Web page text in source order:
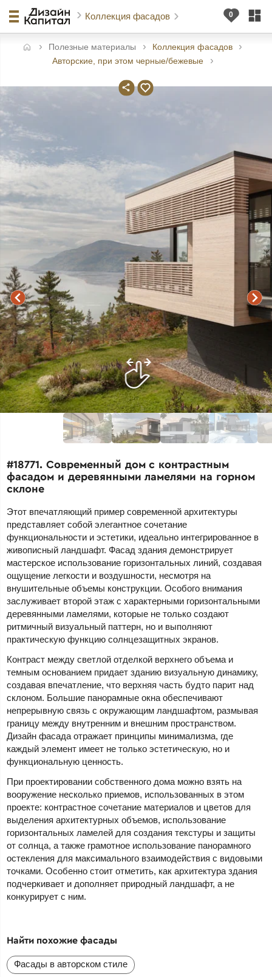
Коллекция фасадов
Полезные материалы
Коллекция фасадов
Авторские, при этом черные/бежевые
#18771. Современный дом с контрастным
фасадом и деревянными ламелями на горном
склоне
Этот впечатляющий пример современной архитектуры
представляет собой элегантное сочетание
функциональности и эстетики, идеально интегрированное в
живописный ландшафт. Фасад здания демонстрирует
мастерское использование горизонтальных линий, создавая
ощущение легкости и воздушности, несмотря на
внушительные объемы конструкции. Особого внимания
заслуживает второй этаж с характерными горизонтальными
деревянными ламелями, которые не только создают
ритмичный визуальный паттерн, но и выполняют
практическую функцию солнцезащитных экранов.
Контраст между светлой отделкой верхнего объема и
темным основанием придает зданию визуальную динамику,
создавая впечатление, что верхняя часть будто парит над
склоном. Большие панорамные окна обеспечивают
непрерывную связь с окружающим ландшафтом, размывая
границу между внутренним и внешним пространством.
Дизайн фасада отражает принципы минимализма, где
каждый элемент имеет не только эстетическую, но и
функциональную ценность.
При проектировании собственного дома можно взять на
вооружение несколько приемов, использованных в этом
проекте: контрастное сочетание материалов и цветов для
выделения архитектурных объемов, использование
горизонтальных ламелей для создания текстуры и защиты
от солнца, а также грамотное использование панорамного
остекления для максимального взаимодействия с видовыми
точками. Особенно стоит отметить, как архитектура здания
подчеркивает и дополняет природный ландшафт, а не
конкурирует с ним.
Найти похожие фасады
Фасады в авторском стиле